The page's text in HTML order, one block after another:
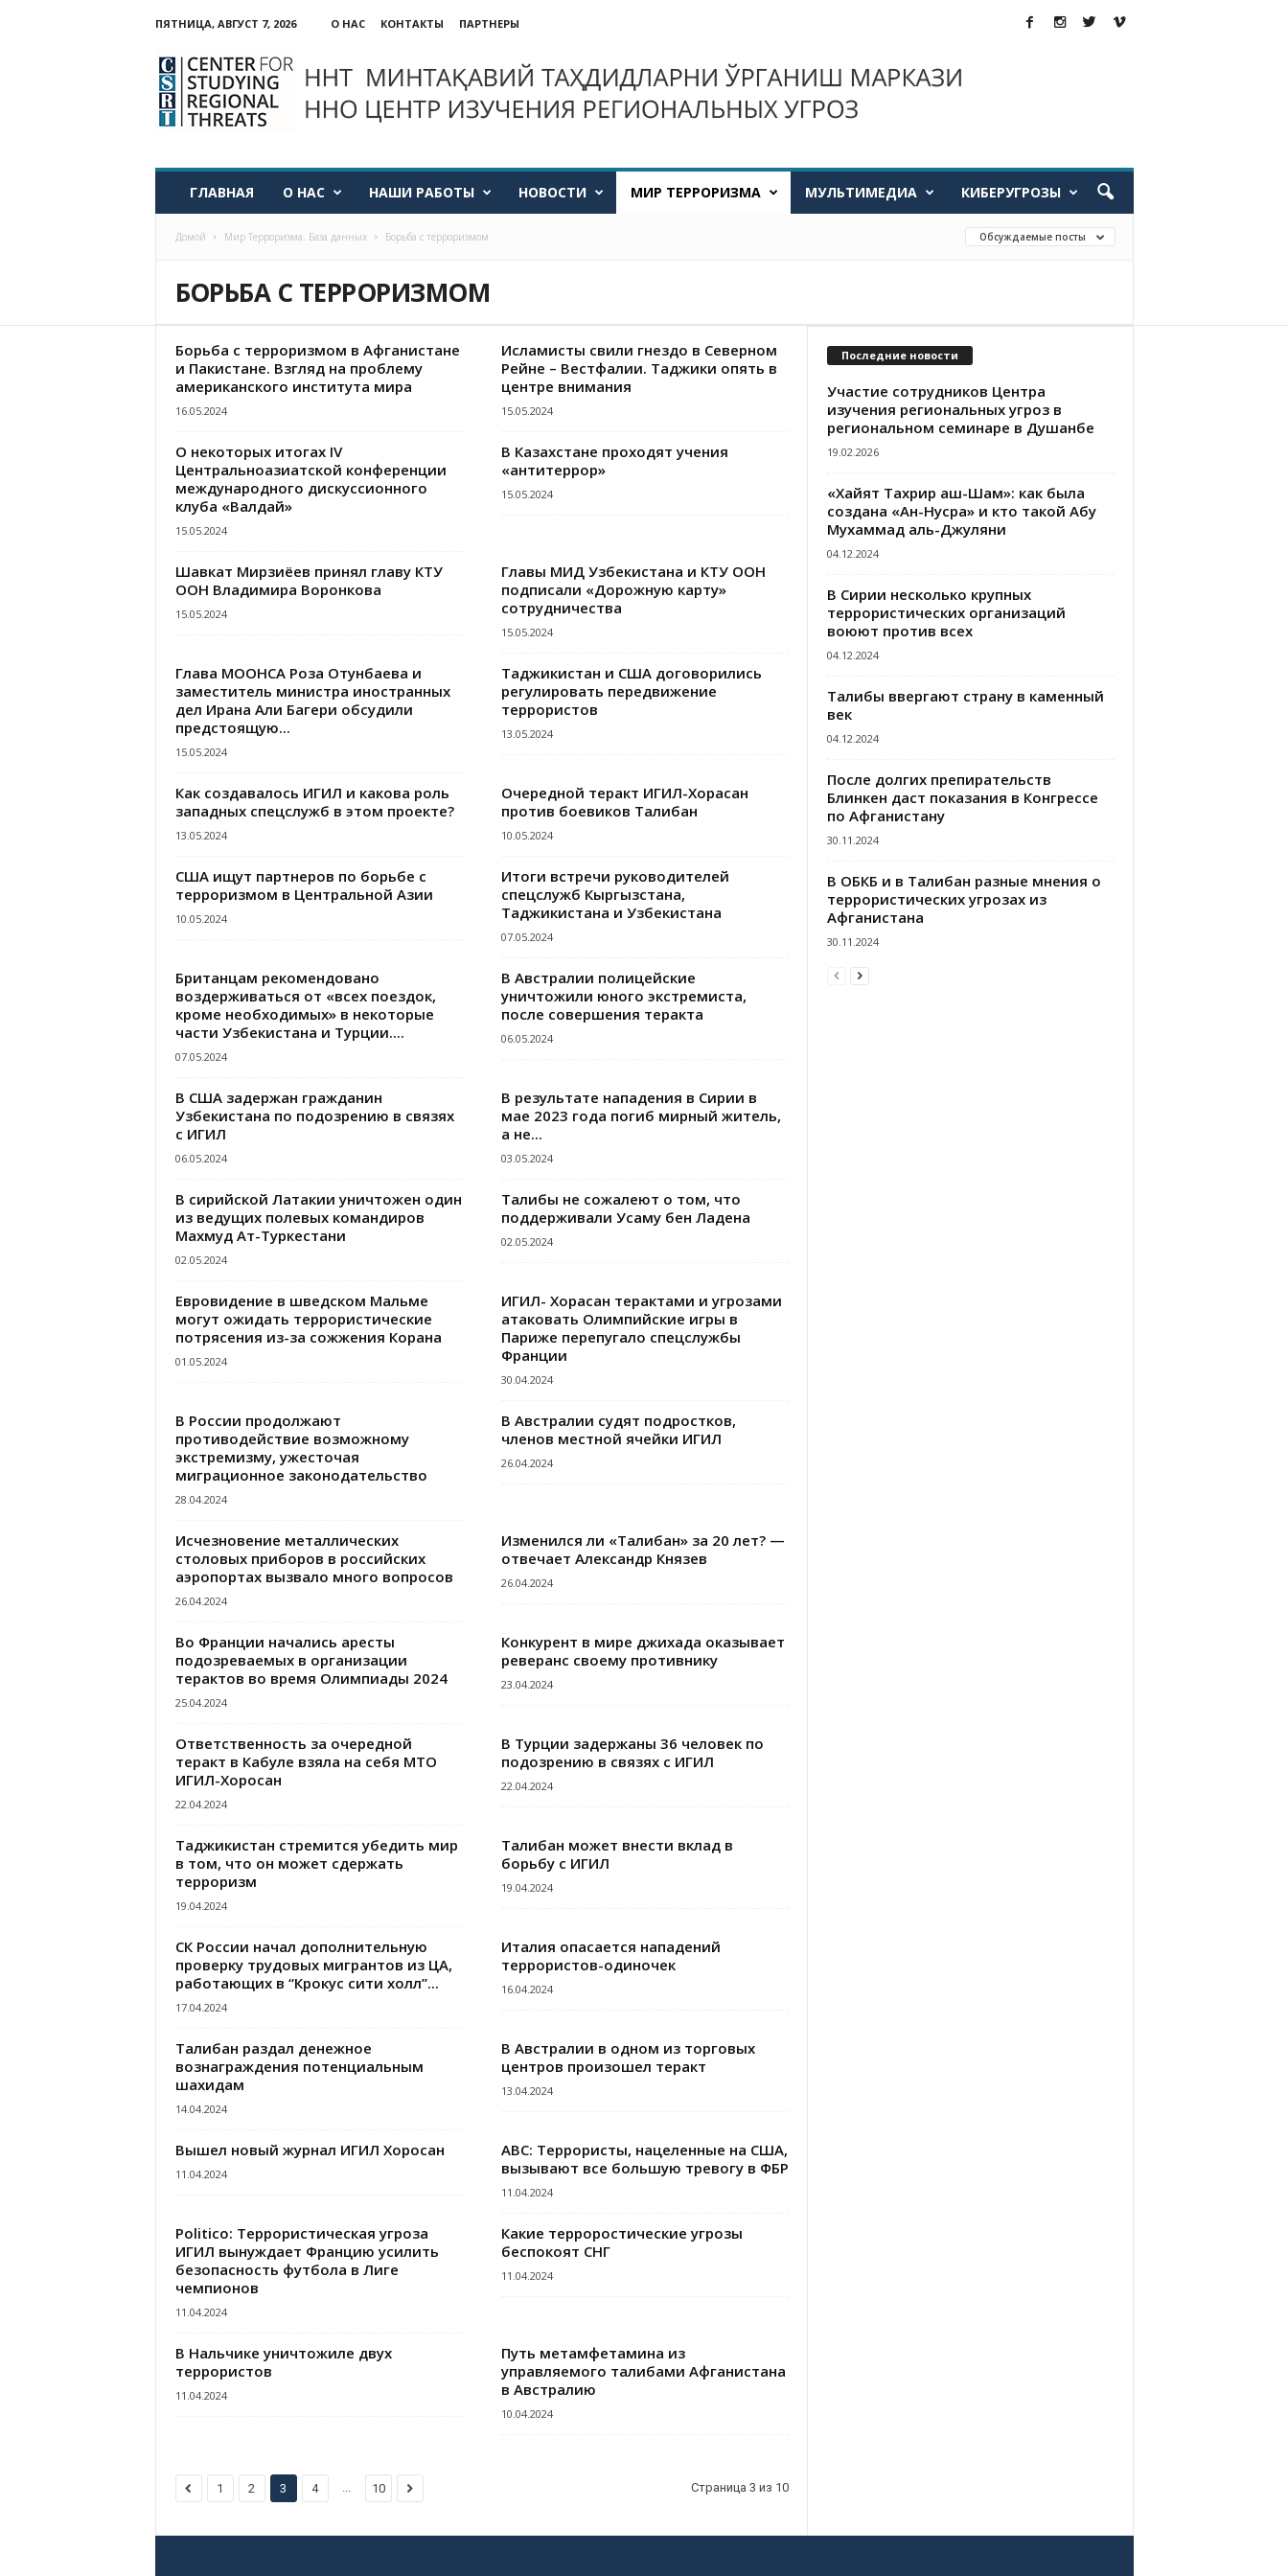
ПЯТНИЦА, АВГУСТ 7, 2026 О НАС КОНТАКТЫ
ПАРТНЕРЫ
Центр
изучения
региональных
угроз
ГЛАВНАЯ О НАС НАШИ РАБОТЫ НОВОСТИ МИР ТЕРРОРИЗМА МУЛЬТИМЕДИА КИБЕРУГРОЗЫ
Домой Мир Терроризма. База данных Борьба с терроризмом Обсуждаемые посты
БОРЬБА С ТЕРРОРИЗМОМ
Борьба с терроризмом в Афганистане
и Пакистане. Взгляд на проблему
американского института мира
16.05.2024
Исламисты свили гнездо в Северном
Рейне – Вестфалии. Таджики опять в
центре внимания
15.05.2024
О некоторых итогах IV
Центральноазиатской конференции
международного дискуссионного
клуба «Валдай»
15.05.2024
В Казахстане проходят учения
«антитеррор»
15.05.2024
Шавкат Мирзиёев принял главу КТУ
ООН Владимира Воронкова
15.05.2024
Главы МИД Узбекистана и КТУ ООН
подписали «Дорожную карту»
сотрудничества
15.05.2024
Глава МООНСА Роза Отунбаева и
заместитель министра иностранных
дел Ирана Али Багери обсудили
предстоящую...
15.05.2024
Таджикистан и США договорились
регулировать передвижение
террористов
13.05.2024
Как создавалось ИГИЛ и какова роль
западных спецслужб в этом проекте?
13.05.2024
Очередной теракт ИГИЛ-Хорасан
против боевиков Талибан
10.05.2024
США ищут партнеров по борьбе с
терроризмом в Центральной Азии
10.05.2024
Итоги встречи руководителей
спецслужб Кыргызстана,
Таджикистана и Узбекистана
07.05.2024
Британцам рекомендовано
воздерживаться от «всех поездок,
кроме необходимых» в некоторые
части Узбекистана и Турции....
07.05.2024
В Австралии полицейские
уничтожили юного экстремиста,
после совершения теракта
06.05.2024
В США задержан гражданин
Узбекистана по подозрению в связях
с ИГИЛ
06.05.2024
В результате нападения в Сирии в
мае 2023 года погиб мирный житель,
а не...
03.05.2024
В сирийской Латакии уничтожен один
из ведущих полевых командиров
Махмуд Ат-Туркестани
02.05.2024
Талибы не сожалеют о том, что
поддерживали Усаму бен Ладена
02.05.2024
Евровидение в шведском Мальме
могут ожидать террористические
потрясения из-за сожжения Корана
01.05.2024
ИГИЛ- Хорасан терактами и угрозами
атаковать Олимпийские игры в
Париже перепугало спецслужбы
Франции
30.04.2024
В России продолжают
противодействие возможному
экстремизму, ужесточая
миграционное законодательство
28.04.2024
В Австралии судят подростков,
членов местной ячейки ИГИЛ
26.04.2024
Исчезновение металлических
столовых приборов в российских
аэропортах вызвало много вопросов
26.04.2024
Изменился ли «Талибан» за 20 лет? —
отвечает Александр Князев
26.04.2024
Во Франции начались аресты
подозреваемых в организации
терактов во время Олимпиады 2024
25.04.2024
Конкурент в мире джихада оказывает
реверанс своему противнику
23.04.2024
Ответственность за очередной
теракт в Кабуле взяла на себя МТО
ИГИЛ-Хоросан
22.04.2024
В Турции задержаны 36 человек по
подозрению в связях с ИГИЛ
22.04.2024
Таджикистан стремится убедить мир
в том, что он может сдержать
терроризм
19.04.2024
Талибан может внести вклад в
борьбу с ИГИЛ
19.04.2024
СК России начал дополнительную
проверку трудовых мигрантов из ЦА,
работающих в “Крокус сити холл”...
17.04.2024
Италия опасается нападений
террористов-одиночек
16.04.2024
Талибан раздал денежное
вознаграждения потенциальным
шахидам
14.04.2024
В Австралии в одном из торговых
центров произошел теракт
13.04.2024
Вышел новый журнал ИГИЛ Хоросан
11.04.2024
ABC: Террористы, нацеленные на США,
вызывают все большую тревогу в ФБР
11.04.2024
Politico: Террористическая угроза
ИГИЛ вынуждает Францию ​​усилить
безопасность футбола в Лиге
чемпионов
11.04.2024
Какие терроростические угрозы
беспокоят СНГ
11.04.2024
В Нальчике уничтожиле двух
террористов
11.04.2024
Путь метамфетамина из
управляемого талибами Афганистана
в Австралию
10.04.2024
1 2 3 4 ... 10 Страница 3 из 10
Последние новости
Участие сотрудников Центра
изучения региональных угроз в
региональном семинаре в Душанбе
19.02.2026
«Хайят Тахрир аш-Шам»: как была
создана «Ан-Нусра» и кто такой Абу
Мухаммад аль-Джуляни
04.12.2024
В Сирии несколько крупных
террористических организаций
воюют против всех
04.12.2024
Талибы ввергают страну в каменный
век
04.12.2024
После долгих препирательств
Блинкен даст показания в Конгрессе
по Афганистану
30.11.2024
В ОБКБ и в Талибан разные мнения о
террористических угрозах из
Афганистана
30.11.2024